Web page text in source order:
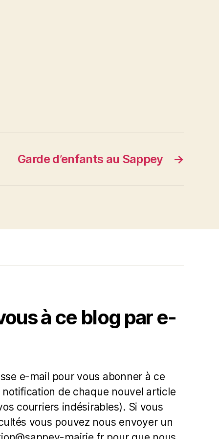
→
Garde d’enfants au Sappey
à ce blog par e-
e-mail pour vous abonner à ce
de chaque nouvel article
courriers indésirables). Si vous
vous pouvez nous envoyer un